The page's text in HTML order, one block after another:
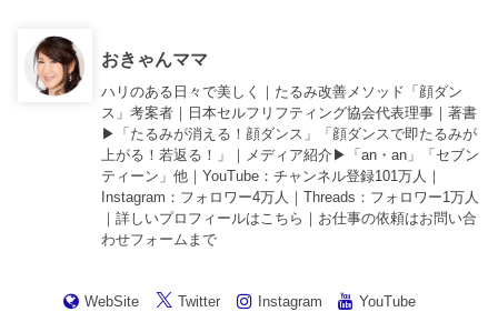
おきゃんママ
ハリのある日々で美しく｜たるみ改善メソッド「顔ダン
ス」考案者｜日本セルフリフティング協会代表理事｜著書
▶︎「 たるみが消える！顔ダンス 」「 顔ダンスで即たるみが
上がる！若返る！ 」｜メディア紹介▶︎「an・an」「セブン
ティーン」他｜YouTube ：チャンネル登録101万人｜
Instagram ：フォロワー4万人｜Threads ：フォロワー1万人
｜詳しいプロフィールはこちら ｜お仕事の依頼はお問い合
わせフォーム まで
WebSite Twitter Instagram YouTube